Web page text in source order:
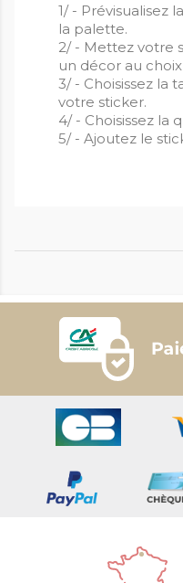
1/ - Prévisualisez
la palette.
2/ - Mettez votre
un décor au choix
3/ - Choisissez la
votre sticker.
4/ - Choisissez la
5/ - Ajoutez le